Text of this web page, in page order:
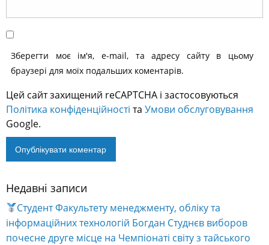
Зберегти моє ім'я, e-mail, та адресу сайту в цьому
браузері для моїх подальших коментарів.
Цей сайт захищений reCAPTCHA і застосовуються
Політика конфіденційності та Умови обслуговування
Google.
Alternative:
Недавні записи
Студент Факультету менеджменту, обліку та
інформаційних технологій Богдан Студнєв виборов
почесне друге місце на Чемпіонаті світу з тайського